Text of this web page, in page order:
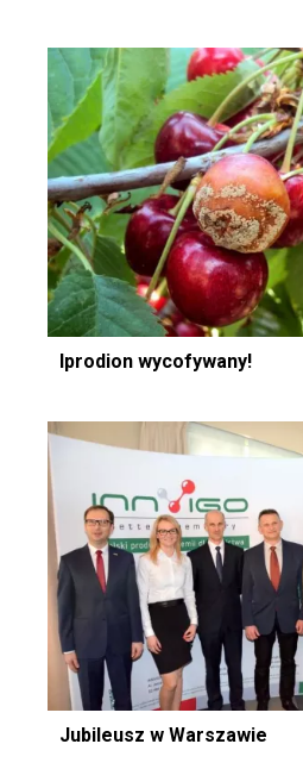
Iprodion wycofywany!
Jubileusz w Warszawie